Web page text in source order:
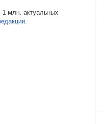
1 млн. актуальных
.